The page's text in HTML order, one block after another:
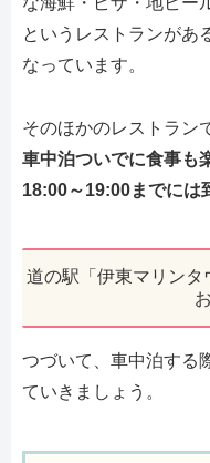
というレストランがあ
なっています。
そのほかのレストラン
車中泊ついでに食事も
18:00～19:00までには
道の駅「伊東マリンタ
つづいて、車中泊する
ていきましょう。